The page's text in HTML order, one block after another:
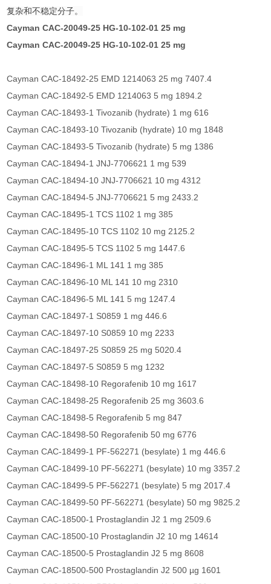
复杂和不稳定分子。
Cayman CAC-20049-25 HG-10-102-01 25 mg
Cayman CAC-20049-25 HG-10-102-01 25 mg
Cayman CAC-18492-25 EMD 1214063 25 mg 7407.4
Cayman CAC-18492-5 EMD 1214063 5 mg 1894.2
Cayman CAC-18493-1 Tivozanib (hydrate) 1 mg 616
Cayman CAC-18493-10 Tivozanib (hydrate) 10 mg 1848
Cayman CAC-18493-5 Tivozanib (hydrate) 5 mg 1386
Cayman CAC-18494-1 JNJ-7706621 1 mg 539
Cayman CAC-18494-10 JNJ-7706621 10 mg 4312
Cayman CAC-18494-5 JNJ-7706621 5 mg 2433.2
Cayman CAC-18495-1 TCS 1102 1 mg 385
Cayman CAC-18495-10 TCS 1102 10 mg 2125.2
Cayman CAC-18495-5 TCS 1102 5 mg 1447.6
Cayman CAC-18496-1 ML 141 1 mg 385
Cayman CAC-18496-10 ML 141 10 mg 2310
Cayman CAC-18496-5 ML 141 5 mg 1247.4
Cayman CAC-18497-1 S0859 1 mg 446.6
Cayman CAC-18497-10 S0859 10 mg 2233
Cayman CAC-18497-25 S0859 25 mg 5020.4
Cayman CAC-18497-5 S0859 5 mg 1232
Cayman CAC-18498-10 Regorafenib 10 mg 1617
Cayman CAC-18498-25 Regorafenib 25 mg 3603.6
Cayman CAC-18498-5 Regorafenib 5 mg 847
Cayman CAC-18498-50 Regorafenib 50 mg 6776
Cayman CAC-18499-1 PF-562271 (besylate) 1 mg 446.6
Cayman CAC-18499-10 PF-562271 (besylate) 10 mg 3357.2
Cayman CAC-18499-5 PF-562271 (besylate) 5 mg 2017.4
Cayman CAC-18499-50 PF-562271 (besylate) 50 mg 9825.2
Cayman CAC-18500-1 Prostaglandin J2 1 mg 2509.6
Cayman CAC-18500-10 Prostaglandin J2 10 mg 14614
Cayman CAC-18500-5 Prostaglandin J2 5 mg 8608
Cayman CAC-18500-500 Prostaglandin J2 500 µg 1601